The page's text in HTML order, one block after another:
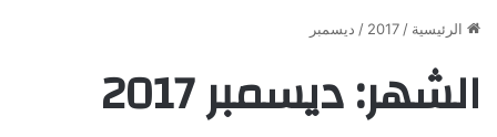
الرئيسية /
2017
/ ديسمبر
الشهر:ديسمبر 2017